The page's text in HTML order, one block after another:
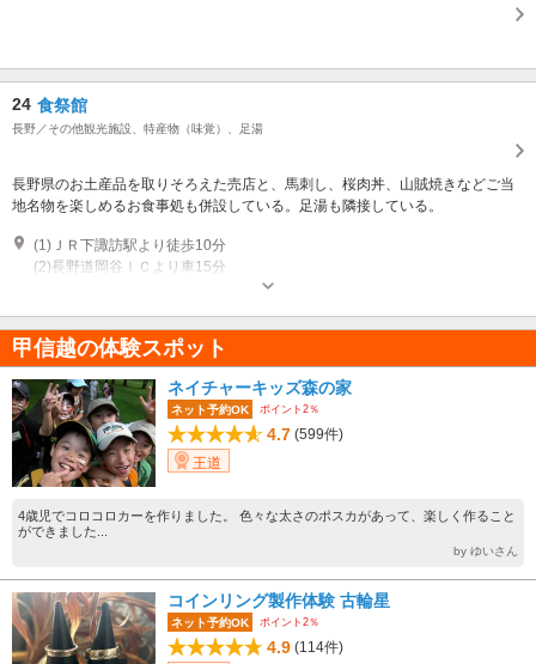
24 食祭館
長野／その他観光施設、特産物（味覚）、足湯
長野県のお土産品を取りそろえた売店と、馬刺し、桜肉丼、山賊焼きなどご当
地名物を楽しめるお食事処も併設している。足湯も隣接している。
(1)ＪＲ下諏訪駅より徒歩10分
(2)長野道岡谷ＩＣより車15分
開館時間：売店 10：00～18：00 / 食事処 11：00～14：30 17：30
より「しゃぶしゃぶ食べ放題」で営業中 休館日：年中無休
甲信越の体験スポット
ネイチャーキッズ森の家
ネット予約OK ポイント2％
4.7 (599件)
王道
4歳児でコロコロカーを作りました。 色々な太さのポスカがあって、楽しく作ること
ができました...
by ゆいさん
コインリング製作体験 古輪星
ネット予約OK ポイント2％
4.9 (114件)